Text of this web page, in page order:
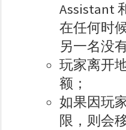
Assistant
在任何时
另一名没
玩家离开
额；
如果因玩
限，则会